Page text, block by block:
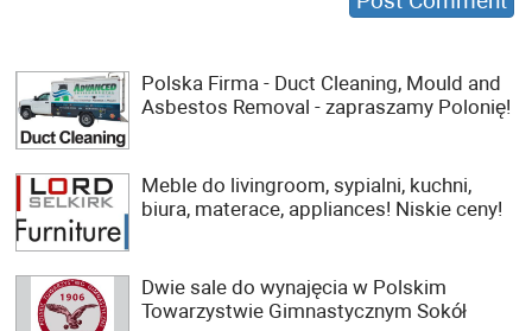
Polska Firma - Duct Cleaning, Mould and
Asbestos Removal - zapraszamy Polonię!
Meble do livingroom, sypialni, kuchni,
biura, materace, appliances! Niskie ceny!
Dwie sale do wynajęcia w Polskim
Towarzystwie Gimnastycznym Sokół